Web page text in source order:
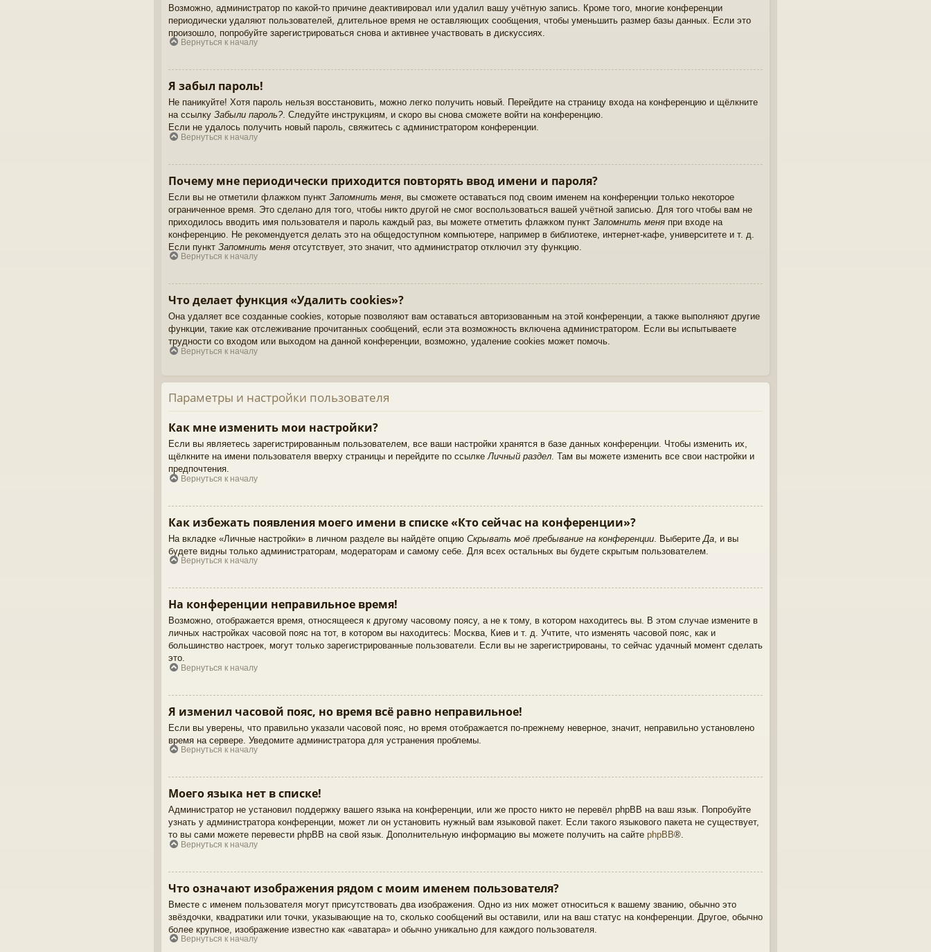
Возможно, администратор по какой-то причине деактивировал или удалил вашу учётную запись. Кроме того, многие конференции
периодически удаляют пользователей, длительное время не оставляющих сообщения, чтобы уменьшить размер базы данных. Если это
произошло, попробуйте зарегистрироваться снова и активнее участвовать в дискуссиях.
Вернуться к началу
Я забыл пароль!
Не паникуйте! Хотя пароль нельзя восстановить, можно легко получить новый. Перейдите на страницу входа на конференцию и щёлкните
на ссылку Забыли пароль?. Следуйте инструкциям, и скоро вы снова сможете войти на конференцию.
Если не удалось получить новый пароль, свяжитесь с администратором конференции.
Вернуться к началу
Почему мне периодически приходится повторять ввод имени и пароля?
Если вы не отметили флажком пункт Запомнить меня , вы сможете оставаться под своим именем на конференции только некоторое
ограниченное время. Это сделано для того, чтобы никто другой не смог воспользоваться вашей учётной записью. Для того чтобы вам не
приходилось вводить имя пользователя и пароль каждый раз, вы можете отметить флажком пункт Запомнить меня при входе на
конференцию. Не рекомендуется делать это на общедоступном компьютере, например в библиотеке, интернет-кафе, университете и т. д.
Если пункт Запомнить меня отсутствует, это значит, что администратор отключил эту функцию.
Вернуться к началу
Что делает функция «Удалить cookies»?
Она удаляет все созданные cookies, которые позволяют вам оставаться авторизованным на этой конференции, а также выполняют другие
функции, такие как отслеживание прочитанных сообщений, если эта возможность включена администратором. Если вы испытываете
трудности со входом или выходом на данной конференции, возможно, удаление cookies может помочь.
Вернуться к началу
Параметры и настройки пользователя
Как мне изменить мои настройки?
Если вы являетесь зарегистрированным пользователем, все ваши настройки хранятся в базе данных конференции. Чтобы изменить их,
щёлкните на имени пользователя вверху страницы и перейдите по ссылкеЛичный раздел. Там вы можете изменить все свои настройки и
предпочтения.
Вернуться к началу
Как избежать появления моего имени в списке «Кто сейчас на конференции»?
На вкладке «Личные настройки» в личном разделе вы найдёте опцию Скрывать моё пребывание на конференции . Выберите Да , и вы
будете видны только администраторам, модераторам и самому себе. Для всех остальных вы будете скрытым пользователем.
Вернуться к началу
На конференции неправильное время!
Возможно, отображается время, относящееся к другому часовому поясу, а не к тому, в котором находитесь вы. В этом случае измените в
личных настройках часовой пояс на тот, в котором вы находитесь: Москва, Киев и т. д. Учтите, что изменять часовой пояс, как и
большинство настроек, могут только зарегистрированные пользователи. Если вы не зарегистрированы, то сейчас удачный момент сделать
это.
Вернуться к началу
Я изменил часовой пояс, но время всё равно неправильное!
Если вы уверены, что правильно указали часовой пояс, но время отображается по-прежнему неверное, значит, неправильно установлено
время на сервере. Уведомите администратора для устранения проблемы.
Вернуться к началу
Моего языка нет в списке!
Администратор не установил поддержку вашего языка на конференции, или же просто никто не перевёл phpBB на ваш язык. Попробуйте
узнать у администратора конференции, может ли он установить нужный вам языковой пакет. Если такого языкового пакета не существует,
то вы сами можете перевести phpBB на свой язык. Дополнительную информацию вы можете получить на сайте phpBB®.
Вернуться к началу
Что означают изображения рядом с моим именем пользователя?
Вместе с именем пользователя могут присутствовать два изображения. Одно из них может относиться к вашему званию, обычно это
звёздочки, квадратики или точки, указывающие на то, сколько сообщений вы оставили, или на ваш статус на конференции. Другое, обычно
более крупное, изображение известно как «аватара» и обычно уникально для каждого пользователя.
Вернуться к началу